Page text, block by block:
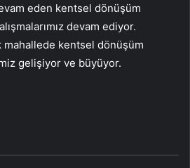
eden kentsel dönüşüm
devam ediyor.
kentsel dönüşüm
gelişiyor ve büyüyor.